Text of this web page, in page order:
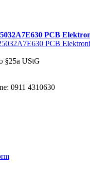
PCB
§25a UStG
0911 4310630